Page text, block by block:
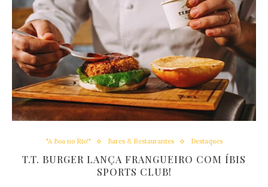
"A Boa no Rio!" Bares & Restaurantes Destaques
T.T. BURGER LANÇA FRANGUEIRO COM ÍBIS
SPORTS CLUB!